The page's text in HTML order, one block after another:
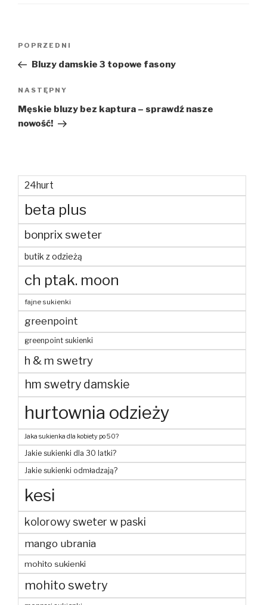
Poprzedni
wpis
POPRZEDNI
Bluzy damskie 3 topowe fasony
Następny
wpis
NASTĘPNY
Męskie bluzy bez kaptura – sprawdź nasze
nowość!
24hurt
beta plus
bonprix sweter
butik z odzieżą
ch ptak. moon
fajne sukienki
greenpoint
greenpoint sukienki
h & m swetry
hm swetry damskie
hurtownia odzieży
Jaka sukienka dla kobiety po 50?
Jakie sukienki dla 30 latki?
Jakie sukienki odmładzają?
kesi
kolorowy sweter w paski
mango ubrania
mohito sukienki
mohito swetry